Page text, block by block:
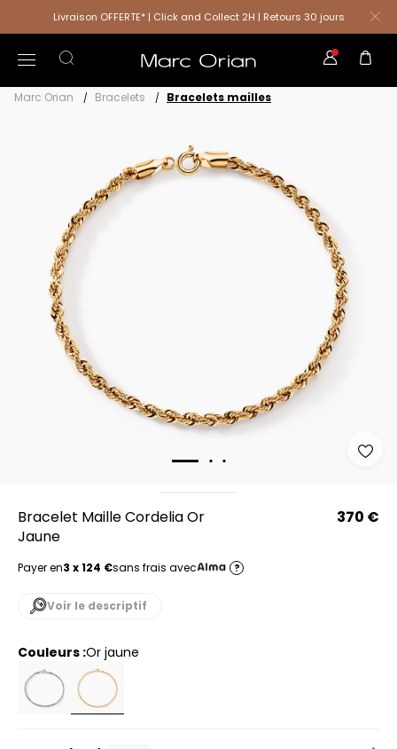
Livraison OFFERTE* | Click and Collect 2H | Retours 30 jours
Marc Orian Bracelets Bracelets mailles
Bracelet Maille Cordelia Or
Jaune
370 €
Payer en3 x 124 €sans frais avec ?
Voir le descriptif
Couleurs : or jaune